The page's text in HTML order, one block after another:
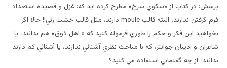
پرسش: در کتاب از «سکوي سرخ» مطرح کرده ايد که: غزل و قصيده استعداد
فرم گرفتن ندارند؛ البته قالب moule دارند، مثل قالب خشت زني!! حالا اگر
بخواهيد اين فکر و حکم را طوري فرموله کنيد که « اهل ذوق» هم بدانند، يا
شاعران و اديبان جوانتر، که با مباحث نظري آشنائي ندارند، يا آشنائي کم دارند
بدانند، از چه گفتماني استفاده مي کنيد؟